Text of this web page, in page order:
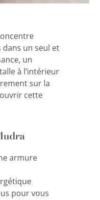
dans un seul et
un
à l’intérieur
sur la
cette
armure
pour vous